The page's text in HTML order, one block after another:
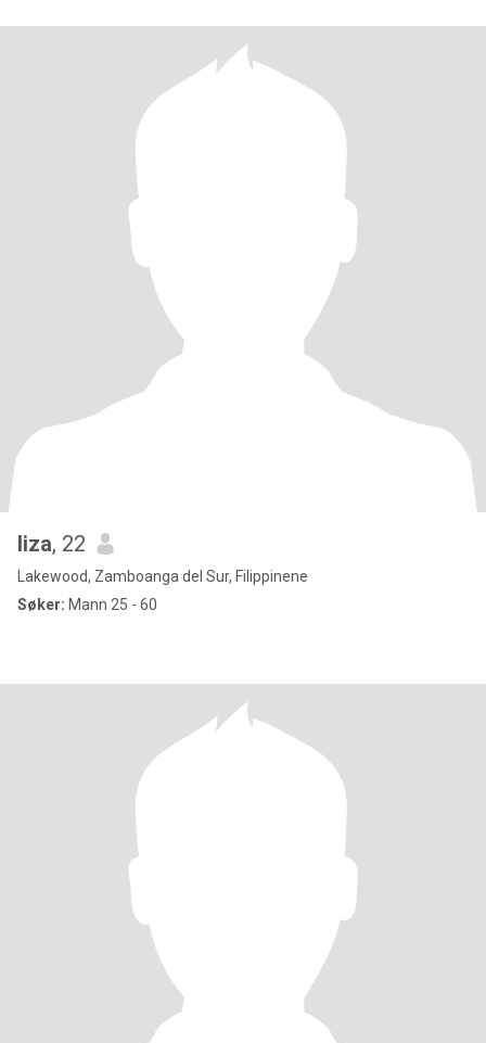
liza, 22
Lakewood, Zamboanga del Sur, Filippinene
Søker: Mann 25 - 60